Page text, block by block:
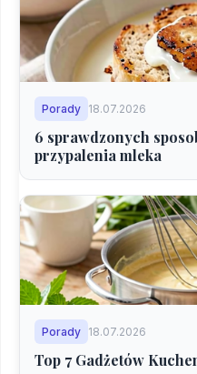
Porady 18.07.2026
6 sprawdzonych
przypalenia mleka
Porady 18.07.2026
Top 7 Gadżetów